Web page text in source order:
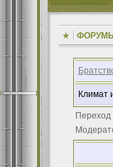
ФОРУМЫ
Климат
Переход